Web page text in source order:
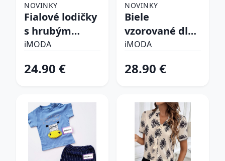
NOVINKY
Fialové lodičky
s hrubým
opätkom
iMODA
24.90 €
NOVINKY
Biele
vzorované dlhé
šaty
iMODA
28.90 €